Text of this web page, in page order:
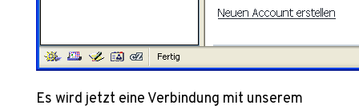
Es wird jetzt eine Verbindung mit unserem